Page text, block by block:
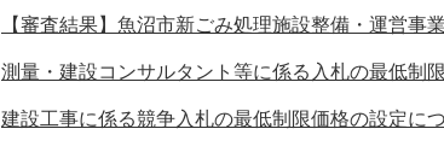
【審査結果】魚沼市新ごみ処理施設整備・運営
測量・建設コンサルタント等に係る入札の最低制
建設工事に係る競争入札の最低制限価格の設定に